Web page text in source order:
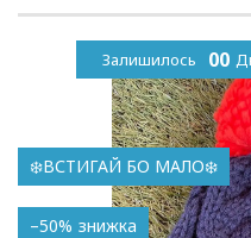
❄️ВСТИГАЙ БО МАЛО❄️
–50%
Залишилось 00